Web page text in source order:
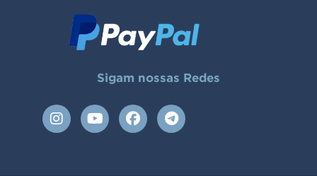
Sigam nossas Redes
I
n
Y
o
F
a
T
e